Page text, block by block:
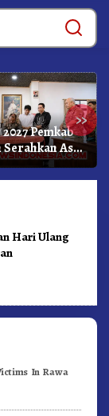
»
Pemkab
Aset
Ke
GBKP
Hari Ulang
In Rawa